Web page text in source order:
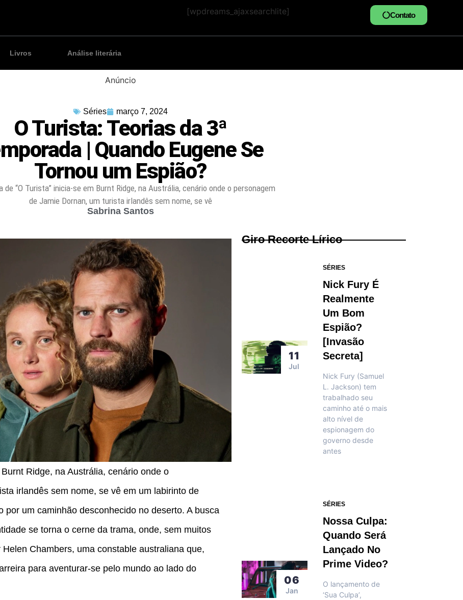
[wpdreams_ajaxsearchlite] Contato
Livros Análise literária
Anúncio
Séries março 7, 2024
O Turista: Teorias da 3ª
| Quando Eugene Se
Tornou um Espião?
de “O Turista” inicia-se em Burnt Ridge, na Austrália, cenário onde o personagem
de Jamie Dornan, um turista irlandês sem nome, se vê
Sabrina Santos
Ridge, na Austrália, cenário onde o
irlandês sem nome, se vê em um labirinto de
por um caminhão desconhecido no deserto. A busca
se torna o cerne da trama, onde, sem muitos
Chambers, uma constable australiana que,
para aventurar-se pelo mundo ao lado do
Giro Recorte Lírico
11
Jul
SÉRIES
Nick Fury É
Realmente
Um Bom
Espião?
[Invasão
Secreta]
Nick Fury (Samuel
L. Jackson) tem
trabalhado seu
caminho até o mais
alto nível de
espionagem do
governo desde
antes
06
Jan
SÉRIES
Nossa Culpa:
Quando Será
Lançado No
Prime Video?
O lançamento de
‘Sua Culpa’,